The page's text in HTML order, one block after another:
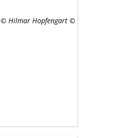
© Hilmar Hopfengart